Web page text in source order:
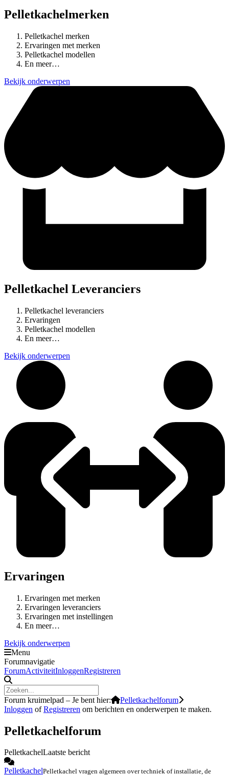
Pelletkachelmerken
Pelletkachel merken
Ervaringen met merken
Pelletkachel modellen
En meer…
Bekijk onderwerpen
Pelletkachel Leveranciers
Pelletkachel leveranciers
Ervaringen
Pelletkachel modellen
En meer…
Bekijk onderwerpen
Ervaringen
Ervaringen met merken
Ervaringen leveranciers
Ervaringen met instellingen
En meer…
Bekijk onderwerpen
Menu
Forumnavigatie
ForumActiviteitInloggenRegistreren
Forum kruimelpad – Je bent hier:
Pelletkachelforum
Inloggen ofRegistreren om berichten en onderwerpen te maken.
Pelletkachelforum
PelletkachelLaatste bericht
PelletkachelPelletkachel vragen algemeen over techniek of installatie, de